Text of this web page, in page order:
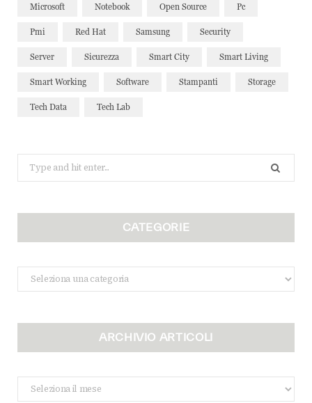
Microsoft Notebook Open Source Pc
Pmi Red Hat Samsung Security
Server Sicurezza Smart City Smart Living
Smart Working Software Stampanti Storage
Tech Data Tech Lab
Search
for:
CATEGORIE
Categorie
ARCHIVIO ARTICOLI
Archivio